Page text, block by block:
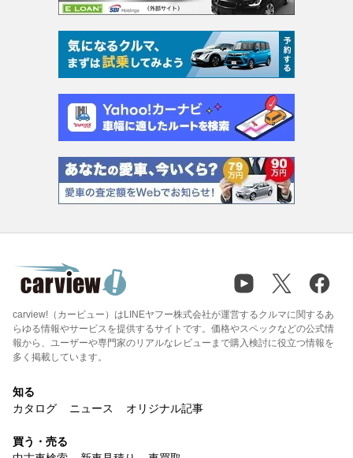
carview!（カービュー）はLINEヤフー株式会社が運営するクルマに関するあ
らゆる情報やサービスを提供するサイトです。価格やスペックなどの公式情
報から、ユーザーや専門家のリアルなレビューまで購入検討に役立つ情報を
多く掲載しています。
知る
カタログ
ニュース オリジナル記事
買う・売る